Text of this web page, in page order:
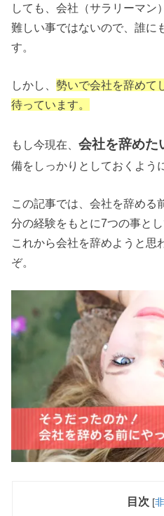
しても、会社（サラリーマン
難しい事ではないので、誰に
す。
しかし、勢いで会社を辞めて
待っています。
もし今現在、会社を辞めた
備をしっかりとしておくよう
この記事では、会社を辞める
分の経験をもとに7つの事と
これから会社を辞めようと思
ぞ。
目次 [